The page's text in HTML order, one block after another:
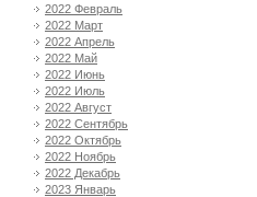
2022 Февраль
2022 Март
2022 Апрель
2022 Май
2022 Июнь
2022 Июль
2022 Август
2022 Сентябрь
2022 Октябрь
2022 Ноябрь
2022 Декабрь
2023 Январь